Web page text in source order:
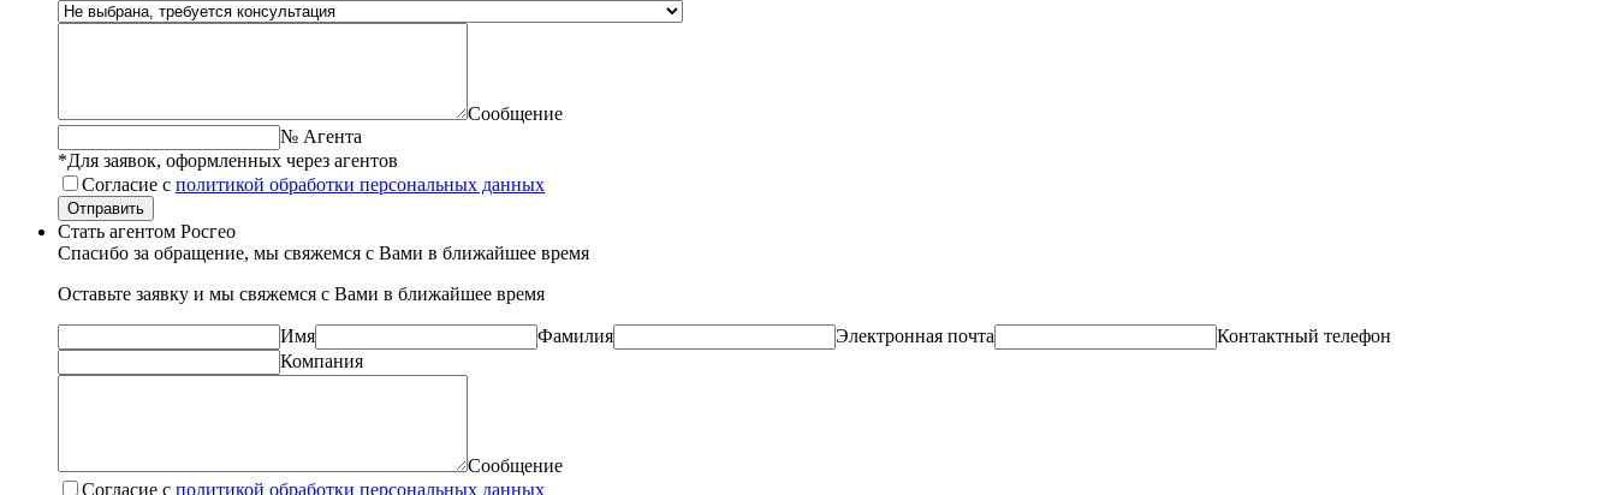
Сообщение
№ Агента
*Для заявок, оформленных через агентов
Согласие с политикой обработки персональных данных
Отправить
Стать агентом Росгео
Спасибо за обращение, мы свяжемся с Вами в ближайшее время
Оставьте заявку и мы свяжемся с Вами в ближайшее время
Имя Фамилия Электронная почта
Контактный телефон
Компания
Сообщение
Согласие с политикой обработки персональных данных